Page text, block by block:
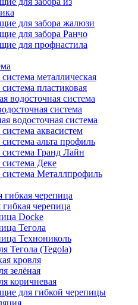
для забора жалюзи
для забора Ранчо
для профнастила
металлическая
пластиковая
водосточная система
система
водосточная система
аквасистем
альта профиль
Гранд Лайн
Деке
система Металлпрофиль
черепица
черепица
Docke
Тегола
Технониколь
Тегола (Tegola)
кровля
зелёная
коричневая
для гибкой черепицы